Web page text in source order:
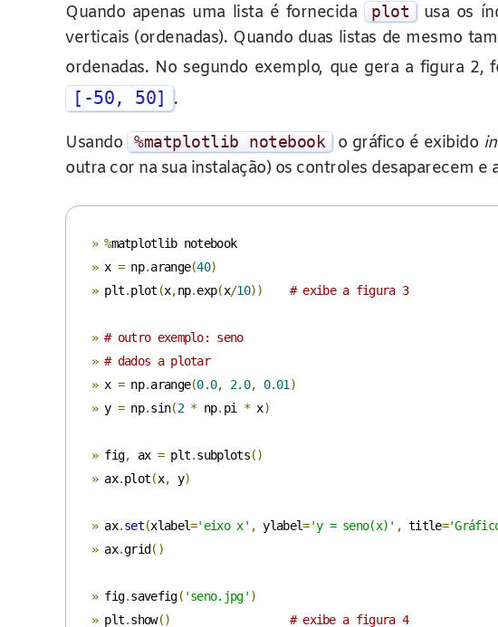
Quando apenas uma lista é fornecida plot
usa os
verticais (ordenadas). Quando duas listas de mesmo
ordenadas. No segundo exemplo, que gera a figura 2,
[-50, 50]
.
Usando
%matplotlib notebook o gráfico é exibido
outra cor na sua instalação) os controles desaparecem e
» %
matplotlib notebook
» x = np.arange(40)
» plt.plot (x,np.exp(x/10)) # exibe a figura 3
» # outro exemplo: seno
» # dados a plotar
» x = np.arange(0.0, 2.0, 0.01 )
» y = np.sin(2 * np. pi * x)
» fig, ax = plt.subplots()
» ax.plot(x, y)
» ax.set(xlabel='eixo x' , ylabel='y = seno(x)' , title=
» ax.grid ()
» fig.savefig( 'seno.jpg' )
» plt.show() # exibe a figura 4